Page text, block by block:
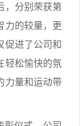
，分别荣获第
力的较量，更
促进了公司和
轻松愉快的氛
力量和运动带